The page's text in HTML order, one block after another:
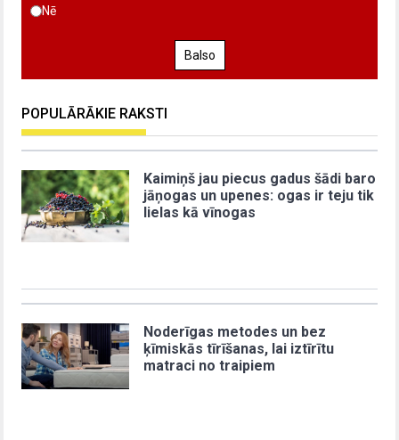
Nē
Balso
POPULĀRĀKIE RAKSTI
Kaimiņš jau piecus gadus šādi baro
jāņogas un upenes: ogas ir teju tik
lielas kā vīnogas
Noderīgas metodes un bez
ķīmiskās tīrīšanas, lai iztīrītu
matraci no traipiem